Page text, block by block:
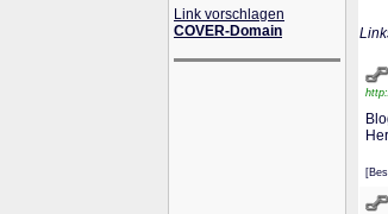
Link vorschlagen
COVER-Domain